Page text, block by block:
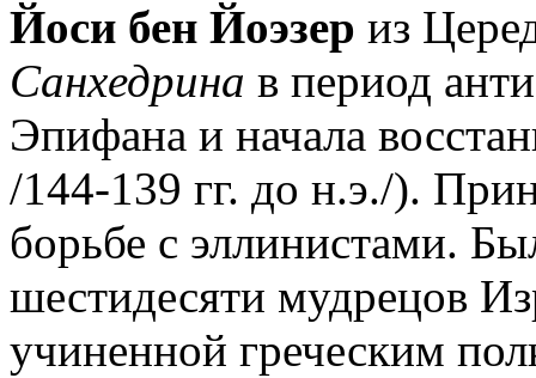
Йоси бен Йоэзер из
Санхедрина в период
Эпифана и начала
/144-139 гг. до н.э./).
борьбе с эллинистами.
шестидесяти мудрецов
учиненной греческим